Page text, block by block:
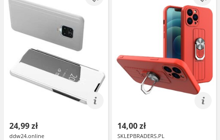
24,99 zł
ddw24.online
14,00 zł
SKLEPBRADERS.PL